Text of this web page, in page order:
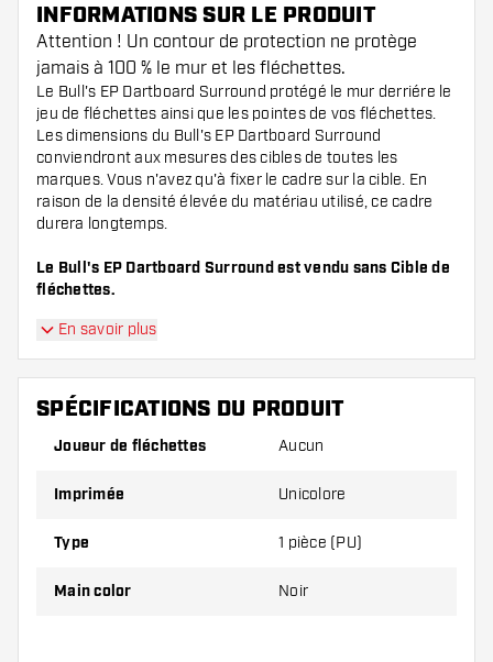
INFORMATIONS SUR LE PRODUIT
Attention ! Un contour de protection ne protège
jamais à 100 % le mur et les fléchettes.
Le Bull's EP Dartboard Surround protégé le mur derriére le
jeu de fléchettes ainsi que les pointes de vos fléchettes.
Les dimensions du Bull's EP Dartboard Surround
conviendront aux mesures des cibles de toutes les
marques. Vous n'avez qu'à fixer le cadre sur la cible. En
raison de la densité élevée du matériau utilisé, ce cadre
durera longtemps.
Le Bull's EP Dartboard Surround est vendu sans Cible de
fléchettes.
En savoir plus
SPÉCIFICATIONS DU PRODUIT
Joueur de fléchettes Aucun
Imprimée Unicolore
Type 1 pièce (PU)
Main color Noir